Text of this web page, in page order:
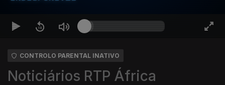
CONTROLO PARENTAL INATIVO
Noticiários RTP África